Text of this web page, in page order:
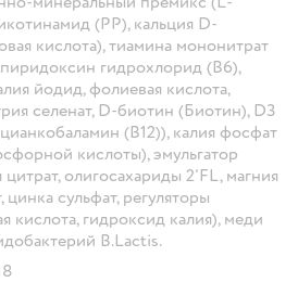
(РР), кальция D-
кислота), тиамина мононитрат
гидрохлорид (В6),
йодид, фолиевая кислота,
селенат, D-биотин (Биотин), D3
(В12)), калия фосфат
кислоты), эмульгатор
олигосахариды 2'FL, магния
цинка сульфат, регуляторы
кислота, гидроксид калия), меди
B.Lactis.